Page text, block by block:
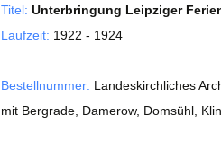
Titel: Unterbringung Leipziger
Laufzeit: 1922 - 1924
Bestellnummer: Landeskirchliches
mit Bergrade, Damerow, Domsühl,